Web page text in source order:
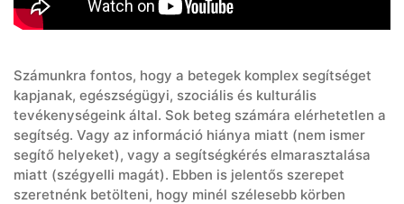
Számunkra fontos, hogy a betegek komplex segítséget
kapjanak, egészségügyi, szociális és kulturális
tevékenységeink által. Sok beteg számára elérhetetlen a
segítség. Vagy az információ hiánya miatt (nem ismer
segítő helyeket), vagy a segítségkérés elmarasztalása
miatt (szégyelli magát). Ebben is jelentős szerepet
szeretnénk betölteni, hogy minél szélesebb körben